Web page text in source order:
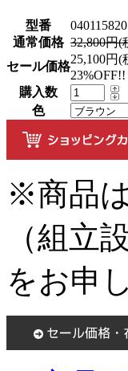
型番
040115820
通常価格 32,800円(
セール価格
25,100円(
23%OFF!!
購入数
色
※商品
（組立
をお申